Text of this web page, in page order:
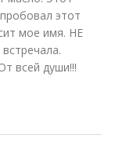
этот
мое имя. НЕ
всей души!!!